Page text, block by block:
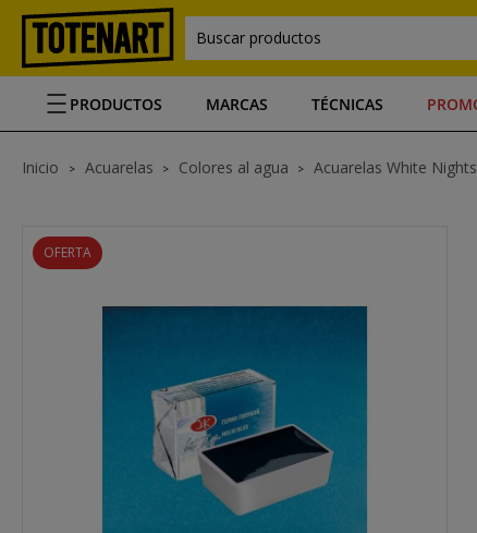
Buscar productos
PRODUCTOS MARCAS TÉCNICAS
Inicio Acuarelas Colores al agua Acuarelas White
OFERTA